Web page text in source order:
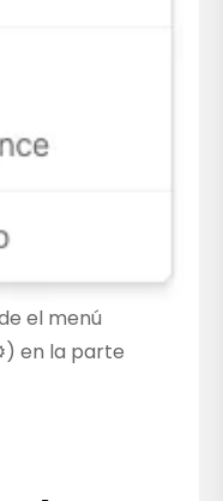
el menú
en la parte